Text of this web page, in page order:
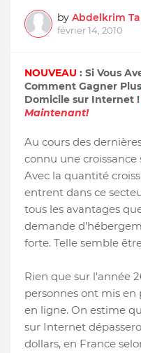
by Abdelkrim
février 14, 2010
NOUVEAU : Si Vous
Comment Gagner
Domicile sur Internet !
Maintenant!
Au cours des
connu une
Avec la quantité
entrent dans ce
tous les avantages
demande
forte. Telle semble
Rien que sur l’année
personnes ont mis
en ligne. On estime
sur Internet
dollars, en France